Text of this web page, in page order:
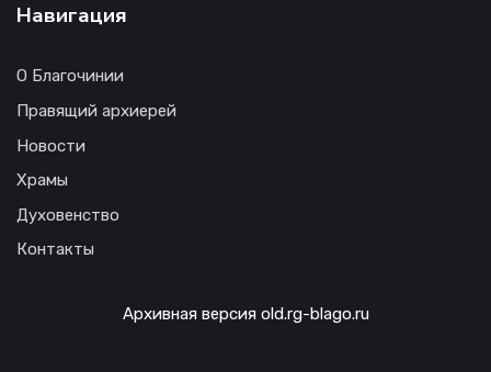
Навигация
О Благочинии
Правящий архиерей
Новости
Храмы
Духовенство
Контакты
Архивная версия old.rg-blago.ru